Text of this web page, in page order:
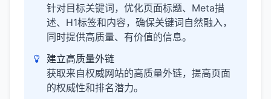
针对目标关键词，优化页面标题、Meta描
述、H1标签和内容，确保关键词自然融入，
同时提供高质量、有价值的信息。
建立高质量外链
获取来自权威网站的高质量外链，提高页面
的权威性和排名潜力。